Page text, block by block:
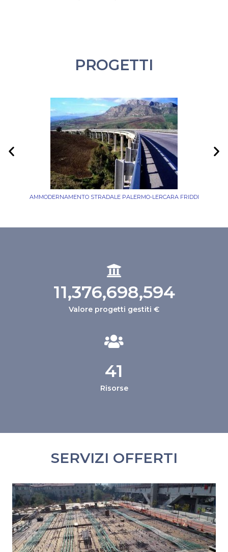
PROGETTI
AMMODERNAMENTO STRADALE PALERMO-LERCARA FRIDDI
14,000,000,000
Valore progetti gestiti €
51
Risorse
SERVIZI OFFERTI